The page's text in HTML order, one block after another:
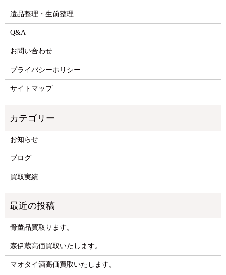
遺品整理・生前整理
Q&A
お問い合わせ
プライバシーポリシー
サイトマップ
お知らせ
ブログ
買取実績
骨董品買取ります。
森伊蔵高価買取いたします。
マオタイ酒高価買取いたします。